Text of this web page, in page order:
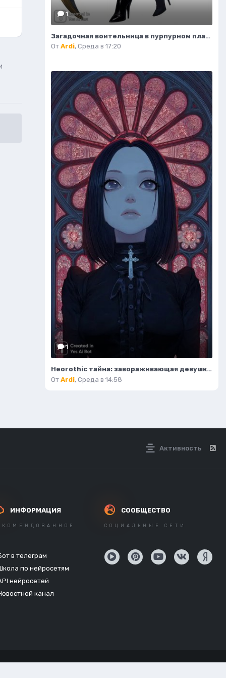
1
Загадочная воительница в пурпурном платье и с серповидным клинком. Нейронная сеть Flux 1
От Ardi, Среда в 17:20
1
Неогothic тайна: завораживающая девушка в соборе под красным лунным светом. Генерация из нейросети Миджорни
От Ardi, Среда в 14:58
Активность
ИНФОРМАЦИЯ
в телеграм
по нейросетям
нейросетей
канал
СООБЩЕСТВО
СОЦИАЛЬНЫЕ СЕТИ